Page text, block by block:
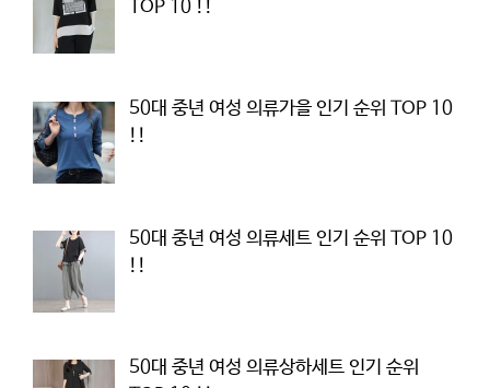
TOP 10 !!
50대 중년 여성 의류가을 인기 순위 TOP 10
!!
50대 중년 여성 의류세트 인기 순위 TOP 10
!!
50대 중년 여성 의류상하세트 인기 순위